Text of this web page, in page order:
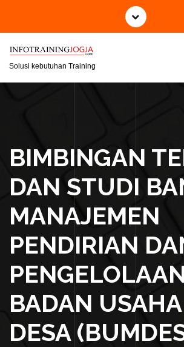
i
Solusi kebutuhan Training
BIMBINGAN
DAN STUDI
MANAJEMEN
PENDIRIAN
BADAN
DESA